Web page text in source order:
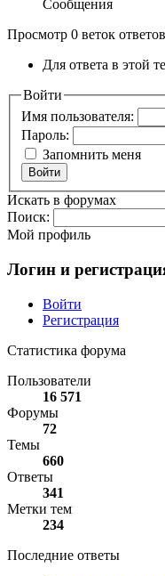
Сообщения
Просмотр 0 веток ответов
Для ответа в этой
Войти
Имя пользователя:
Пароль:
Запомнить меня
Войти
Искать в форумах
Поиск:
Мой профиль
Логин и
Войти
Регистрация
Статистика форума
Пользователи
16 571
Форумы
72
Темы
660
Ответы
341
Метки тем
234
Последние ответы